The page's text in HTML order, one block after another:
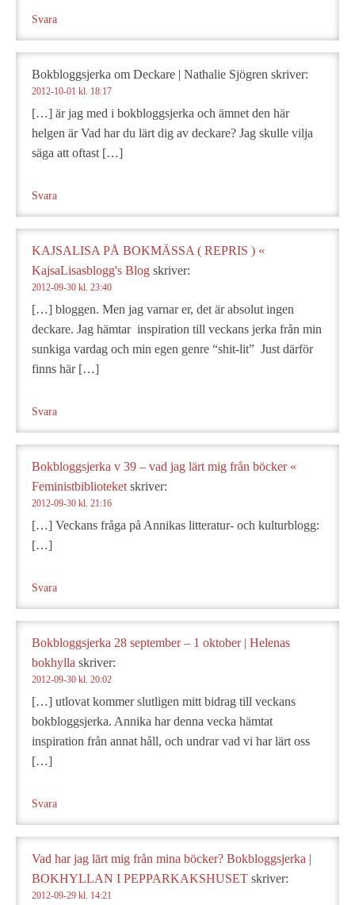
Svara
Bokbloggsjerka om Deckare | Nathalie Sjögren skriver:
2012-10-01 kl. 18:17
[…] är jag med i bokbloggsjerka och ämnet den här
helgen är Vad har du lärt dig av deckare? Jag skulle vilja
säga att oftast […]
Svara
KAJSALISA PÅ BOKMÄSSA ( REPRIS ) «
KajsaLisasblogg's Blog skriver:
2012-09-30 kl. 23:40
[…] bloggen. Men jag varnar er, det är absolut ingen
deckare. Jag hämtar inspiration till veckans jerka från min
sunkiga vardag och min egen genre “shit-lit” Just därför
finns här […]
Svara
Bokbloggsjerka v 39 – vad jag lärt mig från böcker «
Feministbiblioteket skriver:
2012-09-30 kl. 21:16
[…] Veckans fråga på Annikas litteratur- och kulturblogg:
[…]
Svara
Bokbloggsjerka 28 september – 1 oktober | Helenas
bokhylla skriver:
2012-09-30 kl. 20:02
[…] utlovat kommer slutligen mitt bidrag till veckans
bokbloggsjerka. Annika har denna vecka hämtat
inspiration från annat håll, och undrar vad vi har lärt oss
[…]
Svara
Vad har jag lärt mig från mina böcker? Bokbloggsjerka |
BOKHYLLAN I PEPPARKAKSHUSET skriver:
2012-09-29 kl. 14:21